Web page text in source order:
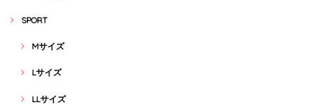
SPORT
Mサイズ
Lサイズ
LLサイズ